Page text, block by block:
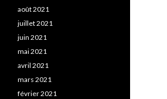
août 2021
juillet 2021
juin 2021
mai 2021
avril 2021
mars 2021
février 2021